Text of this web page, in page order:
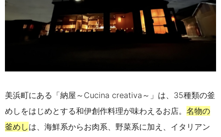
美浜町にある「納屋～Cucina creativa～」は、35種類の釜
めしをはじめとする和伊創作料理が味わえるお店。 名物の
釜めしは、海鮮系からお肉系、野菜系に加え、イタリアン